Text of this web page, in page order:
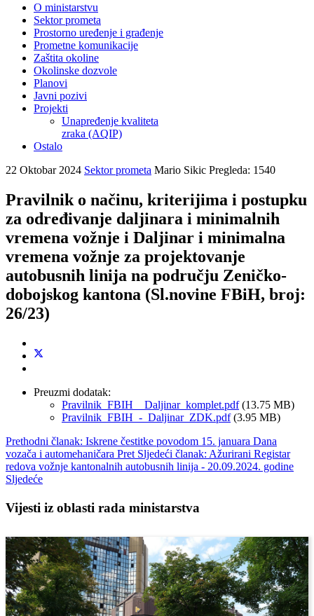
O ministarstvu
Sektor prometa
Prostorno uređenje i građenje
Prometne komunikacije
Zaštita okoline
Okolinske dozvole
Planovi
Javni pozivi
Projekti
Unapređenje kvaliteta
zraka (AQIP)
Ostalo
22 Oktobar 2024 Sektor prometa Mario Sikic Pregleda: 1540
Pravilnik o načinu, kriterijima i postupku
za određivanje daljinara i minimalnih
vremena vožnje i Daljinar i minimalna
vremena vožnje za projektovanje
autobusnih linija na području Zeničko-
dobojskog kantona (Sl.novine FBiH, broj:
26/23)
Preuzmi dodatak:
Pravilnik_FBIH__Daljinar_komplet.pdf(13.75 MB)
Pravilnik_FBIH_-_Daljinar_ZDK.pdf(3.95 MB)
Prethodni članak: Iskrene čestitke povodom 15. januara Dana
vozača i automehaničara Pret Sljedeći članak: Ažurirani Registar
redova vožnje kantonalnih autobusnih linija - 20.09.2024. godine
Sljedeće
Vijesti iz oblasti rada ministarstva